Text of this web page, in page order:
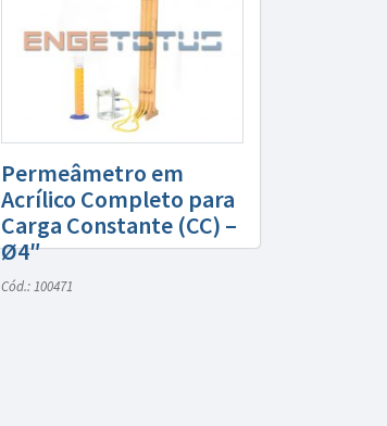
Permeâmetro em
Acrílico Completo para
Carga Constante (CC) –
Ø4″
Cód.: 100471